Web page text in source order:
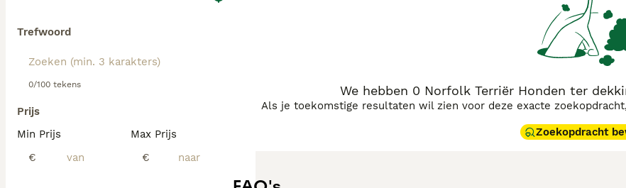
Trefwoord
0/100 tekens
Prijs
Min Prijs
€
Max Prijs
€
We hebben 0 Norfolk Terriër Honden ter
Als je toekomstige resultaten wil zien voor deze exacte
Zoekopdracht